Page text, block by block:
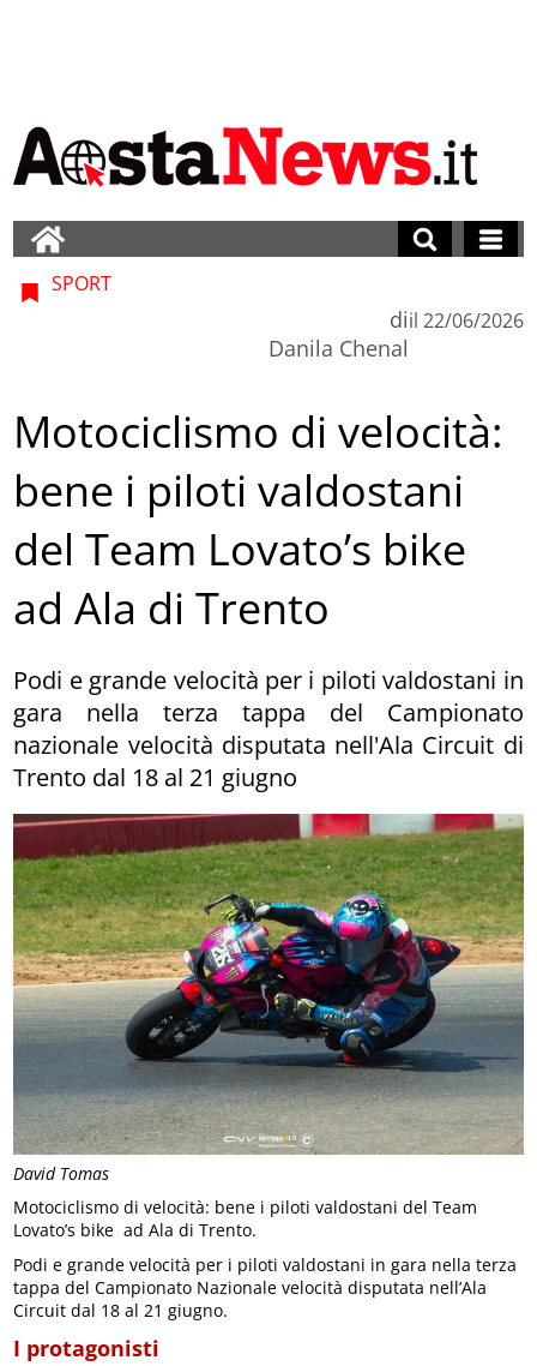
David Tomas
SPORT
di
Danila Chenal
il 22/06/2026
Motociclismo di velocità:
bene i piloti valdostani
del Team Lovato’s bike
ad Ala di Trento
Podi e grande velocità per i piloti valdostani in
gara nella terza tappa del Campionato
nazionale velocità disputata nell'Ala Circuit di
Trento dal 18 al 21 giugno
Motociclismo di velocità: bene i piloti valdostani del Team
Lovato’s bike ad Ala di Trento.
Podi e grande velocità per i piloti valdostani in gara nella terza
tappa del Campionato Nazionale velocità disputata nell’Ala
Circuit dal 18 al 21 giugno.
I protagonisti